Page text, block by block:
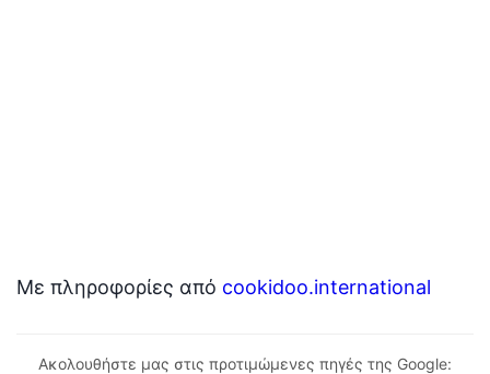
Με πληροφορίες από cookidoo.international
Ακολουθήστε μας στις προτιμώμενες πηγές της Google: